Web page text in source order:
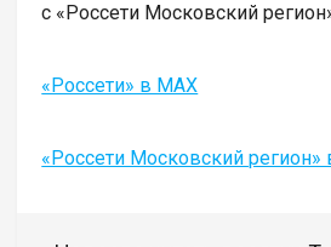
с «Россети Московский
«Россети» в MAX
«Россети Московский